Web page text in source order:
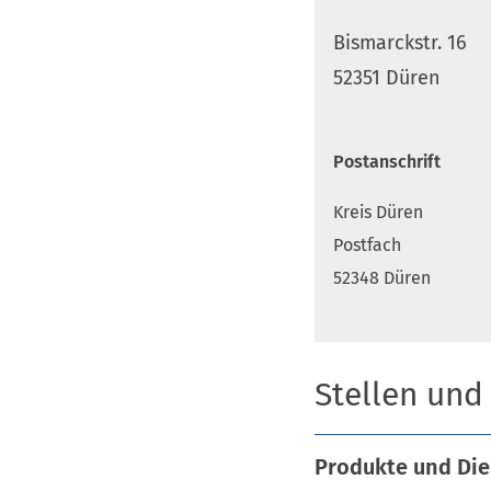
Bismarckstr. 16
52351 Düren
Postanschrift
Kreis Düren
Postfach
52348 Düren
Stellen
Produkte und